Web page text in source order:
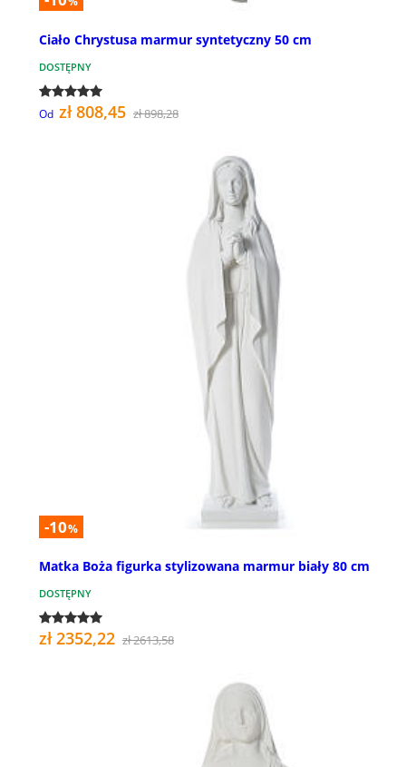
Ciało Chrystusa marmur syntetyczny 50 cm
DOSTĘPNY
Od zł 808,45 zł 898,28
-10%
Matka Boża figurka stylizowana marmur biały 80 cm
DOSTĘPNY
zł 2352,22 zł 2613,58